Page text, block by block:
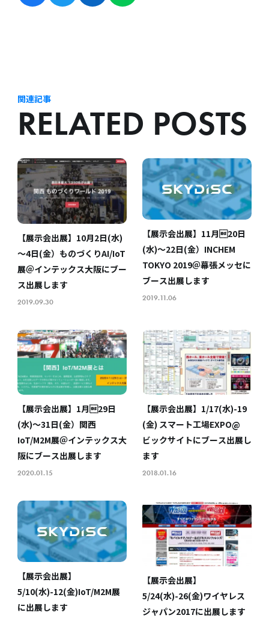
関連記事
RELATED POSTS
【展示会出展】10月2日(水)
～4日(金）ものづくりAI/IoT
展＠インテックス大阪にブー
ス出展します
2019.09.30
【展示会出展】11月20日
(水)～22日(金）INCHEM
TOKYO 2019＠幕張メッセに
ブース出展します
2019.11.06
【展示会出展】1月29日
(水)～31日(金）関西
IoT/M2M展＠インテックス大
阪にブース出展します
2020.01.15
【展示会出展】1/17(水)-19
(金) スマート工場EXPO@
ビックサイトにブース出展し
ます
2018.01.16
【展示会出展】
5/10(水)-12(金)IoT/M2M展
に出展します
【展示会出展】
5/24(水)-26(金)ワイヤレス
ジャパン2017に出展します